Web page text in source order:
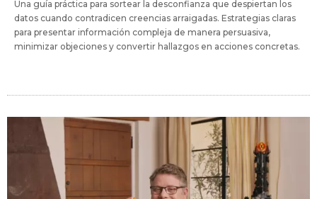
Una guía práctica para sortear la desconfianza que despiertan los
datos cuando contradicen creencias arraigadas. Estrategias claras
para presentar información compleja de manera persuasiva,
minimizar objeciones y convertir hallazgos en acciones concretas.